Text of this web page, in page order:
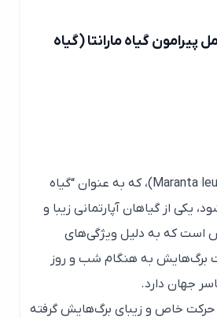
گیاه مارانتا (گیاه
گیاه مارانتا (Maranta leuconeura)، که به عنوان “گیاه
از گیاهان آپارتمانی زیبا و
که به دلیل ویژگی‌های
به هنگام شب و روز
دارد.
خاص و زیبای برگ‌هایش گرفته